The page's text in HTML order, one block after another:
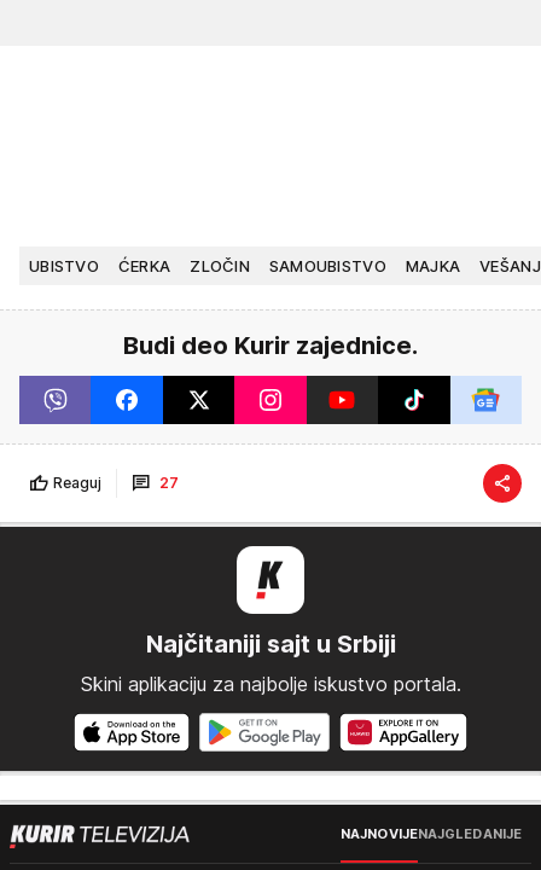
UBISTVO ĆERKA ZLOČIN SAMOUBISTVO MAJKA
Budi deo Kurir zajednice.
Reaguj 27
Najčitaniji sajt u Srbiji
Skini aplikaciju za najbolje iskustvo portala.
NAJNOVIJENAJGLEDANIJE